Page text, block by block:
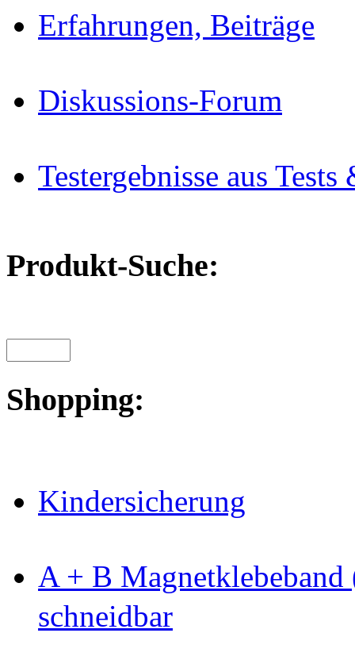
Erfahrungen, Beiträge
Diskussions-Forum
Testergebnisse aus
Produkt-Suche:
Shopping:
Kindersicherung
A + B
schneidbar